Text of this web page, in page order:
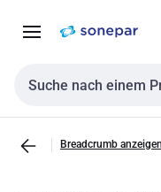
NavigationInhalt
Sucheingabe
Breadcrumb anzeigen